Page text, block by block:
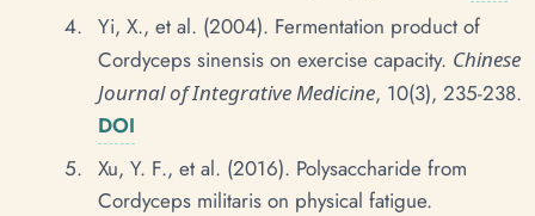
Yi, X., et al. (2004). Fermentation product of
Cordyceps sinensis on exercise capacity. Chinese
Journal of Integrative Medicine, 10(3), 235-238.
DOI
Xu, Y. F., et al. (2016). Polysaccharide from
Cordyceps militaris on physical fatigue.